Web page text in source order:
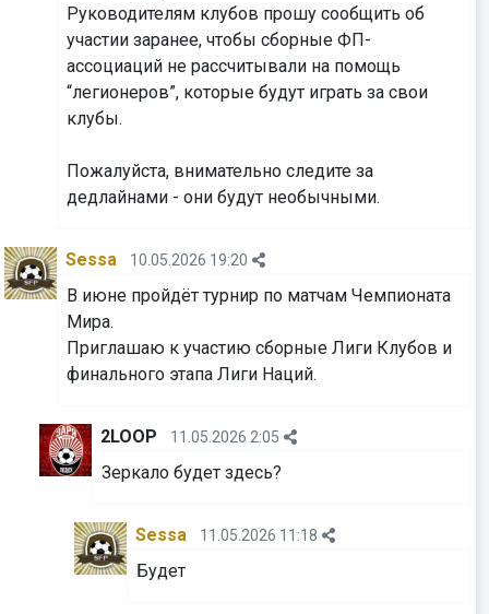
Руководителям клубов прошу сообщить об
участии заранее, чтобы сборные ФП-
ассоциаций не рассчитывали на помощь
“легионеров”, которые будут играть за свои
клубы.
⁠⁠⁠⁠⁠⁠⁠Пожалуйста, внимательно следите за
дедлайнами - они будут необычными.
Sessa 10.05.2026 19:20
В июне пройдёт турнир по матчам Чемпионата
Мира.
Приглашаю к участию сборные Лиги Клубов и
финального этапа Лиги Наций.
2LOOP 11.05.2026 2:05
Зеркало будет здесь?
Sessa 11.05.2026 11:18
Будет